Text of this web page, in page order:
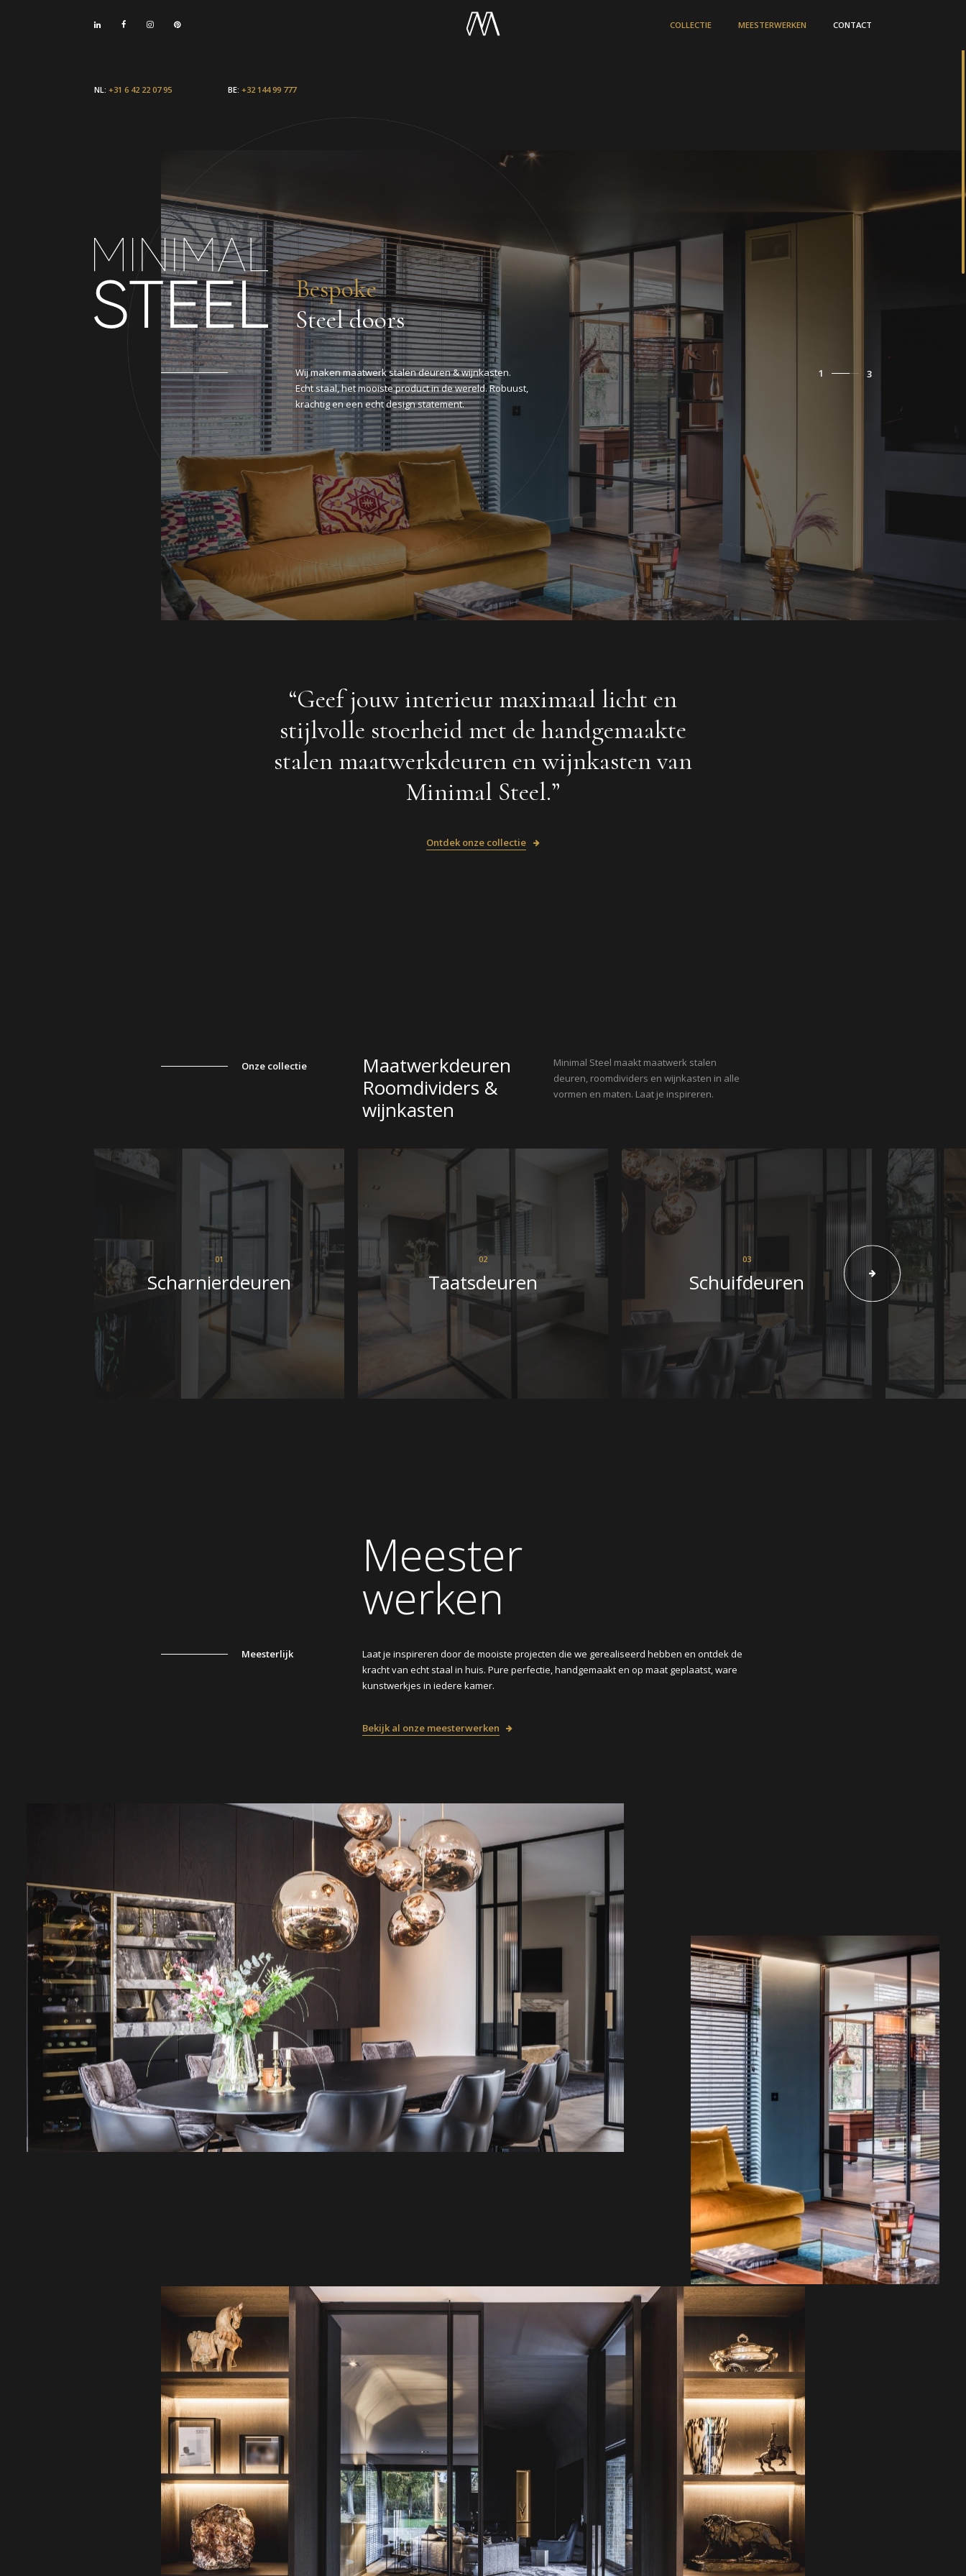
COLLECTIE MEESTERWERKEN CONTACT
NL: +31 6 42 22 07 95 BE:+32 144 99 777
Bespoke
Steel doors
Wij maken maatwerk stalen deuren & wijnkasten.
Echt staal, het mooiste product in de wereld. Robuust,
krachtig en een echt design statement.
1
3
“Geef jouw interieur maximaal licht en
stijlvolle stoerheid met de handgemaakte
stalen maatwerkdeuren en wijnkasten van
Minimal Steel.”
Ontdek onze collectie
Onze collectie
Maatwerkdeuren
Roomdividers &
wijnkasten
Minimal Steel maakt maatwerk stalen
deuren, roomdividers en wijnkasten in alle
vormen en maten. Laat je inspireren.
01
Scharnierdeuren
02
Taatsdeuren
03
Schuifdeuren
Meester
werken
Meesterlijk
Laat je inspireren door de mooiste projecten die we gerealiseerd hebben en ontdek de
kracht van echt staal in huis. Pure perfectie, handgemaakt en op maat geplaatst, ware
kunstwerkjes in iedere kamer.
Bekijk al onze meesterwerken